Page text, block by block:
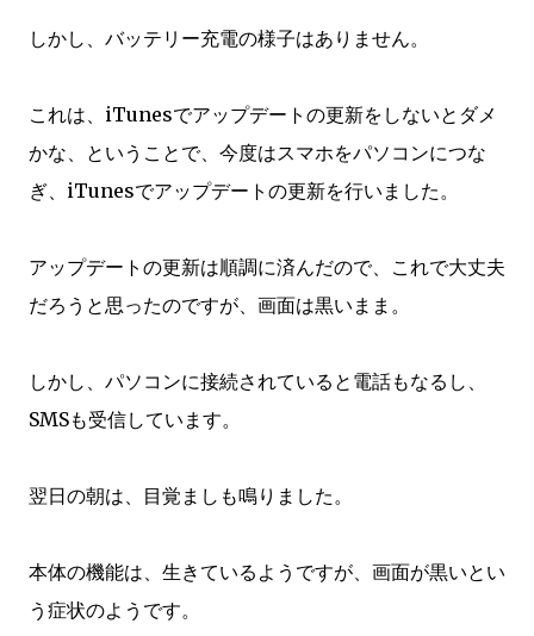
しかし、バッテリー充電の様子はありません。
これは、iTunesでアップデートの更新をしないとダメ
かな、ということで、今度はスマホをパソコンにつな
ぎ、iTunesでアップデートの更新を行いました。
アップデートの更新は順調に済んだので、これで大丈夫
だろうと思ったのですが、画面は黒いまま。
しかし、パソコンに接続されていると電話もなるし、
SMSも受信しています。
翌日の朝は、目覚ましも鳴りました。
本体の機能は、生きているようですが、画面が黒いとい
う症状のようです。